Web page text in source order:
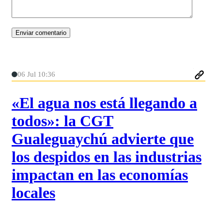
06 Jul 10:36
«El agua nos está llegando a
todos»: la CGT
Gualeguaychú advierte que
los despidos en las industrias
impactan en las economías
locales